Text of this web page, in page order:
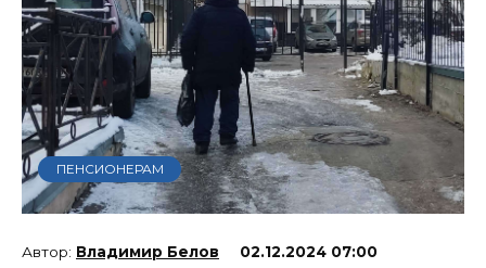
ПЕНСИОНЕРАМ
Владимир Белов 02.12.2024 07:00